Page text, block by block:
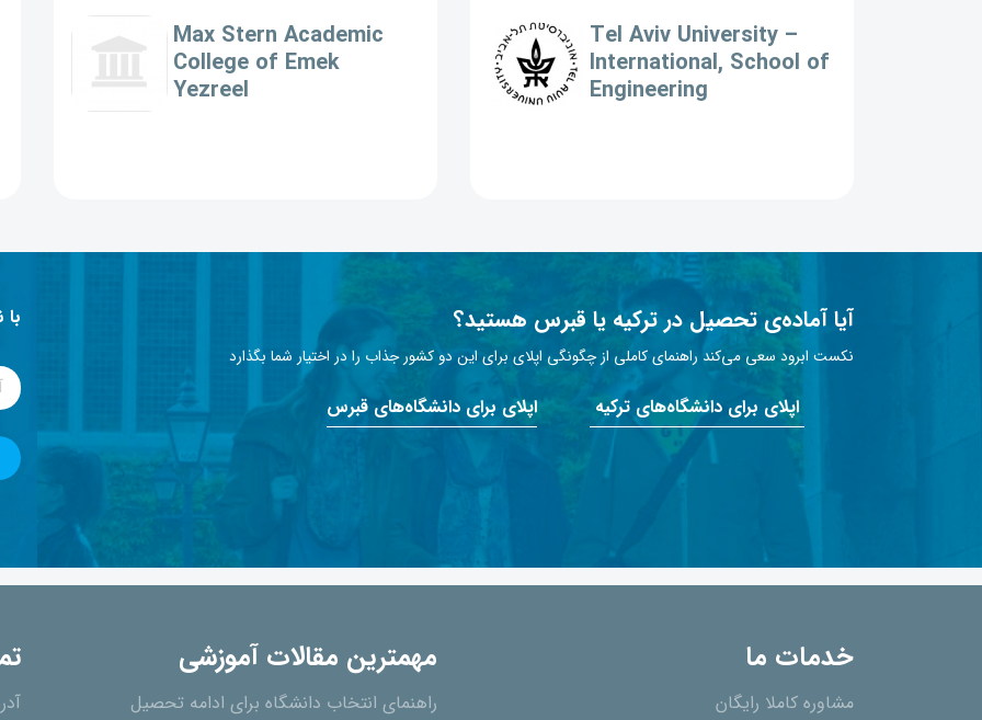
Tel Aviv University –
International, School of
Engineering
Max Stern Academic
College of Emek
Yezreel
آیا آماده‌ی تحصیل در ترکیه یا قبرس هستید؟
نکست ابرود سعی می‌کند راهنمای کاملی از چگونگی اپلای برای این دو کشور جذاب را در اختیار شما بگذارد
اپلای برای دانشگاه‌های ترکیه اپلای برای دانشگاه‌های قبرس
با
خدمات ما
مشاوره کاملا رایگان
مهمترین مقالات آموزشی
راهنمای انتخاب دانشگاه برای ادامه تحصیل